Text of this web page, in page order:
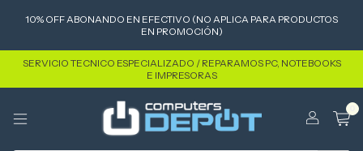
10% OFF ABONANDO EN EFECTIVO (NO APLICA PARA PRODUCTOS
EN PROMOCIÓN)
SERVICIO TECNICO ESPECIALIZADO / REPARAMOS PC, NOTEBOOKS
E IMPRESORAS